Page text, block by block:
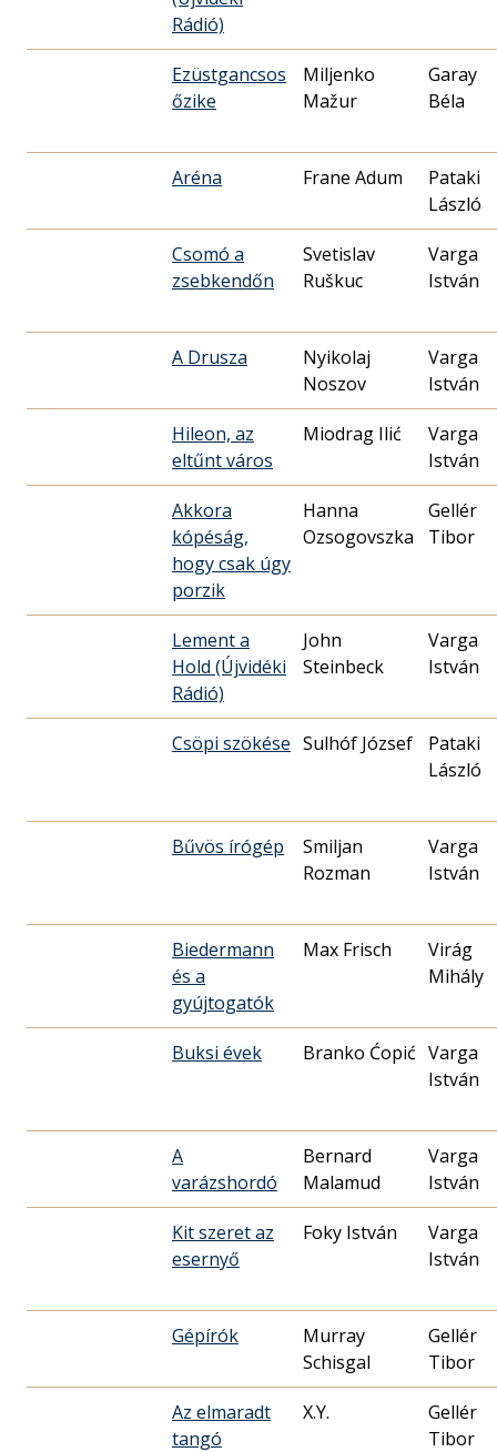
Rádió)
Ezüstgancsos
őzike
Miljenko
Mažur
Garay
Béla
Aréna Frane Adum
Pataki
László
Csomó a
zsebkendőn
Svetislav
Ruškuc
Varga
István
A Drusza
Nyikolaj
Noszov
Varga
István
Hileon, az
eltűnt város
Miodrag Ilić
Varga
István
Akkora
kópéság,
hogy csak úgy
porzik
Hanna
Ozsogovszka
Gellér
Tibor
Lement a
Hold (Újvidéki
Rádió)
John
Steinbeck
Varga
István
Csöpi szökése Sulhóf József
Pataki
László
Bűvös írógép
Smiljan
Rozman
Varga
István
Biedermann
és a
gyújtogatók
Max Frisch
Virág
Mihály
Buksi évek Branko Ćopić Varga
István
A
varázshordó
Bernard
Malamud
Varga
István
Kit szeret az
esernyő
Foky István
Varga
István
Gépírók
Murray
Schisgal
Gellér
Tibor
Az elmaradt
tangó
X.Y.
Gellér
Tibor